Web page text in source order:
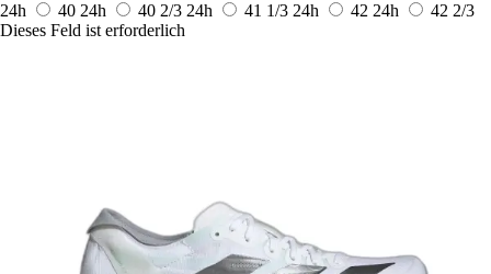
24h
40 24h 40 2/3 24h 41 1/3 24h 42 24h
42 2/3
Dieses Feld ist erforderlich